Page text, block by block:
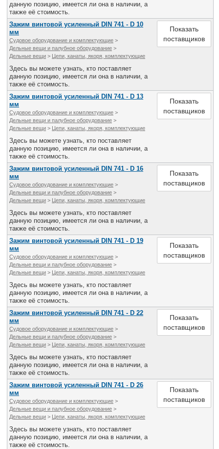
данную позицию, имеется ли она в наличии, а
также её стоимость.
Зажим винтовой усиленный DIN 741 - D 10
мм
Судовое оборудование и комплектующие >
Дельные вещи и палубное оборудование >
Дельные вещи > Цепи, канаты, якоря, комплектующие
Здесь вы можете узнать, кто поставляет
данную позицию, имеется ли она в наличии, а
также её стоимость.
Показать
поставщиков
Зажим винтовой усиленный DIN 741 - D 13
мм
Судовое оборудование и комплектующие >
Дельные вещи и палубное оборудование >
Дельные вещи > Цепи, канаты, якоря, комплектующие
Здесь вы можете узнать, кто поставляет
данную позицию, имеется ли она в наличии, а
также её стоимость.
Показать
поставщиков
Зажим винтовой усиленный DIN 741 - D 16
мм
Судовое оборудование и комплектующие >
Дельные вещи и палубное оборудование >
Дельные вещи > Цепи, канаты, якоря, комплектующие
Здесь вы можете узнать, кто поставляет
данную позицию, имеется ли она в наличии, а
также её стоимость.
Показать
поставщиков
Зажим винтовой усиленный DIN 741 - D 19
мм
Судовое оборудование и комплектующие >
Дельные вещи и палубное оборудование >
Дельные вещи > Цепи, канаты, якоря, комплектующие
Здесь вы можете узнать, кто поставляет
данную позицию, имеется ли она в наличии, а
также её стоимость.
Показать
поставщиков
Зажим винтовой усиленный DIN 741 - D 22
мм
Судовое оборудование и комплектующие >
Дельные вещи и палубное оборудование >
Дельные вещи > Цепи, канаты, якоря, комплектующие
Здесь вы можете узнать, кто поставляет
данную позицию, имеется ли она в наличии, а
также её стоимость.
Показать
поставщиков
Зажим винтовой усиленный DIN 741 - D 26
мм
Судовое оборудование и комплектующие >
Дельные вещи и палубное оборудование >
Дельные вещи > Цепи, канаты, якоря, комплектующие
Здесь вы можете узнать, кто поставляет
данную позицию, имеется ли она в наличии, а
также её стоимость.
Показать
поставщиков